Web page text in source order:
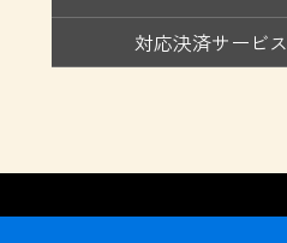
対応決済サービス